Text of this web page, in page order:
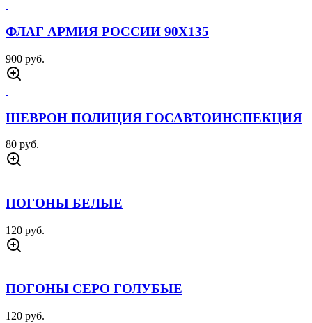
ФЛАГ АРМИЯ РОССИИ 90Х135
900 руб.
ШЕВРОН ПОЛИЦИЯ ГОСАВТОИНСПЕКЦИЯ
80 руб.
ПОГОНЫ БЕЛЫЕ
120 руб.
ПОГОНЫ СЕРО ГОЛУБЫЕ
120 руб.